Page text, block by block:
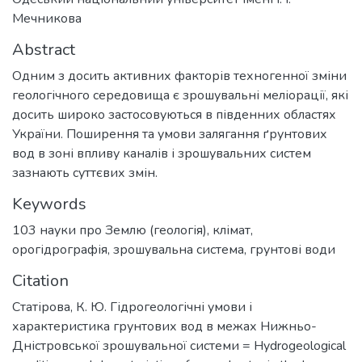
Мечникова
Abstract
Одним з досить активних факторів техногенної зміни
геологічного середовища є зрошувальні меліорації, які
досить широко застосовуються в південних областях
України. Поширення та умови залягання ґрунтових
вод в зоні впливу каналів і зрошувальних систем
зазнають суттєвих змін.
Keywords
103 науки про Землю (геологія), клімат,
орогідрографія, зрошувальна система, грунтові води
Citation
Статірова, К. Ю. Гідрогеологічні умови і
характеристика грунтових вод в межах Нижньо-
Дністровської зрошувальної системи = Hydrogeological